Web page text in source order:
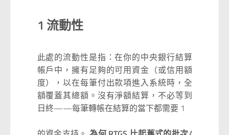
1 流動性
此處的流動性是指：在你的中央銀行結算
帳戶中，擁有足夠的可用資金（或信用額
度），以在每筆付出款項進入系統時，全
額覆蓋其總額。沒有淨額結算，不必等到
日終——每筆轉帳在結算的當下都需要 1